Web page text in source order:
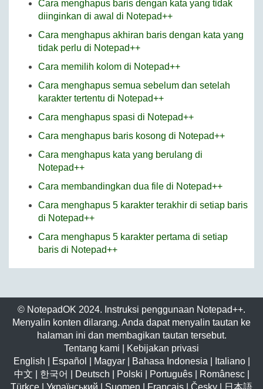
Cara menghapus baris dengan kata yang tidak
diinginkan di awal di Notepad++
Cara menghapus akhiran baris dengan kata yang
tidak perlu di Notepad++
Cara memilih kolom di Notepad++
Cara menghapus semua sebelum dan setelah
karakter tertentu di Notepad++
Cara menghapus spasi di Notepad++
Cara menghapus baris kosong di Notepad++
Cara menghapus kata yang berulang di
Notepad++
Cara membandingkan dua file di Notepad++
Cara menghapus 5 karakter terakhir di setiap baris
di Notepad++
Cara menghapus 5 karakter pertama di setiap
baris di Notepad++
© NotepadOK 2024. Instruksi penggunaan Notepad++.
Menyalin konten dilarang. Anda dapat menyalin tautan ke
halaman ini dan membagikan tautan tersebut.
Tentang kami
Kebijakan privasi
English
Español Magyar| Bahasa Indonesia Italiano|
中文
한국어 Deutsch Polski Português| Românesc|
Türkçe
Український Suomen Français Česky 日本語